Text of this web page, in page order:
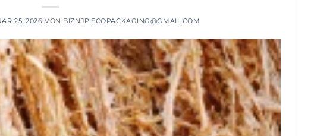
25, 2026 VON BIZNJP.ECOPACKAGING@GMAIL.COM